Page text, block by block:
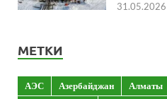
31.05.2026
МЕТКИ
АЭС Азербайджан Алматы